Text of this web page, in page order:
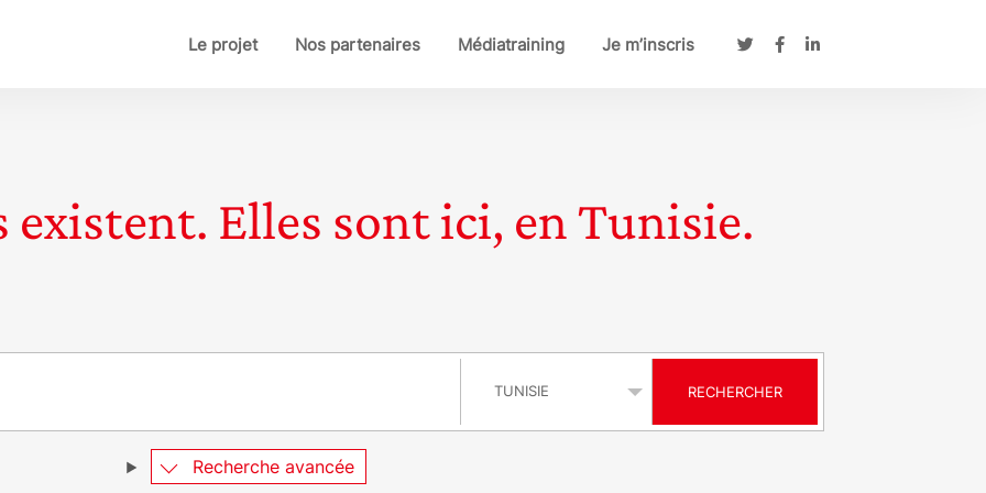
Le projet Nos partenaires Médiatraining Je m’inscris
existent. Elles sont ici, en Tunisie.
RECHERCHER
Recherche avancée